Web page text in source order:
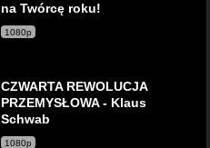
na Twórcę roku!
1080p
CZWARTA REWOLUCJA
PRZEMYSŁOWA - Klaus
Schwab
1080p